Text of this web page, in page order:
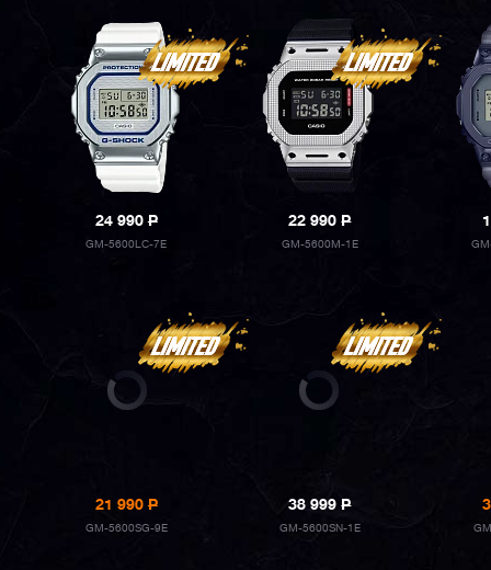
24 990P
GM-5600LC-7E
22 990P
GM-5600M-1E
21 990P
GM-5600SG-9E
38 999P
GM-5600SN-1E